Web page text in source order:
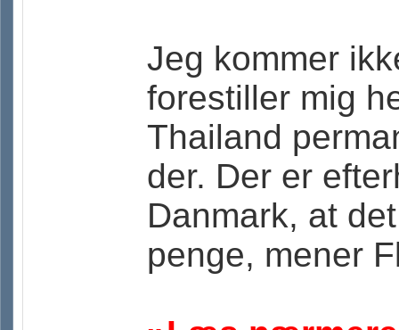
Jeg kommer
forestiller mig
Thailand
der. Der er
Danmark, at
penge, mener